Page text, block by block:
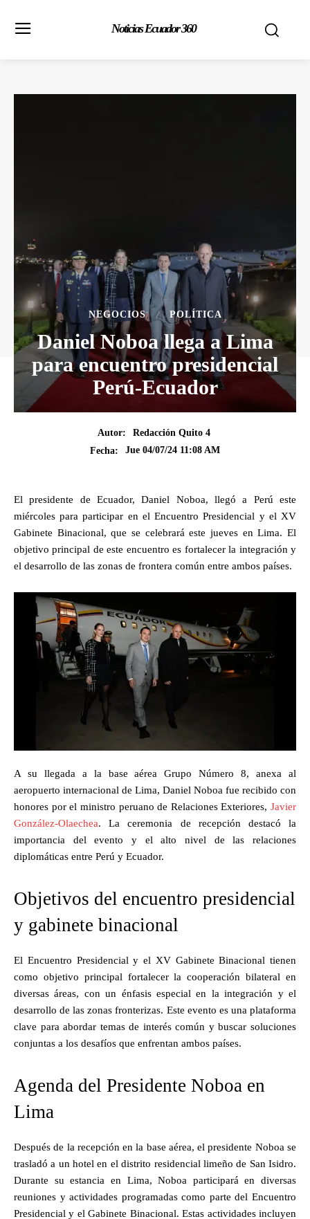
Noticias Ecuador 360
NEGOCIOS POLÍTICA
Daniel Noboa llega a Lima
para encuentro presidencial
Perú-Ecuador
Autor:
Redacción Quito 4
Fecha:
Jue 04/07/24 11:08 AM
El presidente de Ecuador, Daniel Noboa, llegó a Perú este
miércoles para participar en el Encuentro Presidencial y el XV
Gabinete Binacional, que se celebrará este jueves en Lima. El
objetivo principal de este encuentro es fortalecer la integración y
el desarrollo de las zonas de frontera común entre ambos países.
A su llegada a la base aérea Grupo Número 8, anexa al
aeropuerto internacional de Lima, Daniel Noboa fue recibido con
honores por el ministro peruano de Relaciones Exteriores, Javier
González-Olaechea. La ceremonia de recepción destacó la
importancia del evento y el alto nivel de las relaciones
diplomáticas entre Perú y Ecuador.
Objetivos del encuentro presidencial
y gabinete binacional
El Encuentro Presidencial y el XV Gabinete Binacional tienen
como objetivo principal fortalecer la cooperación bilateral en
diversas áreas, con un énfasis especial en la integración y el
desarrollo de las zonas fronterizas. Este evento es una plataforma
clave para abordar temas de interés común y buscar soluciones
conjuntas a los desafíos que enfrentan ambos países.
Agenda del Presidente Noboa en
Lima
Después de la recepción en la base aérea, el presidente Noboa se
trasladó a un hotel en el distrito residencial limeño de San Isidro.
Durante su estancia en Lima, Noboa participará en diversas
reuniones y actividades programadas como parte del Encuentro
Presidencial y el Gabinete Binacional. Estas actividades incluyen